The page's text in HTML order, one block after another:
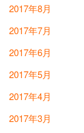
2017年8月
2017年7月
2017年6月
2017年5月
2017年4月
2017年3月